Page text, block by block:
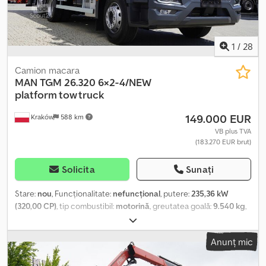
Vehicul nou, fără kilometraj Documentație completă, achiziționat
dintr-o sală de expoziție MAN din Polonia.
1 / 28
Kraków 588 km
Camion macara
MAN TGM 26.320 6×2-4/NEW
platform tow truck
149.000 EUR
VB plus TVA
(183.270 EUR brut)
Solicita Sunați
Stare: nou, Funcționalitate: nefuncțional, putere:235,36 kW
(320,00 CP), tip combustibil: motorină, greutatea goală:9.540 kg,
greutatea maximă de încărcare:16.460 kg
26.000 kg, starea anvelopelor:100 procent, configurație ax:6x2,
combustibil:
portocaliu , cabină șofer:cabina
de dormit, tip de angrenaj: automat, clasă de emisii:
Anunț mic